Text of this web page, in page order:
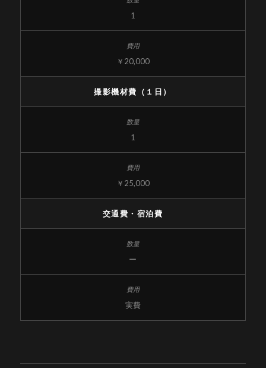
1
￥20,000
撮影機材費（１日）
1
￥25,000
交通費・宿泊費
ー
実費